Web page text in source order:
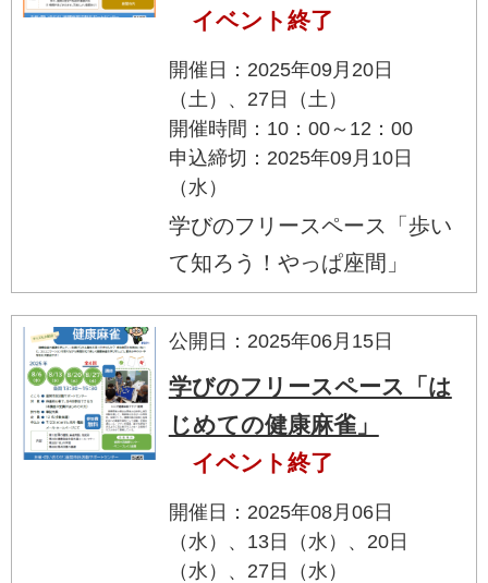
イベント終了
開催日：2025年09月20日
（土）、27日（土）
開催時間：10：00～12：00
申込締切：2025年09月10日
（水）
学びのフリースペース「歩い
て知ろう！やっぱ座間」
公開日：2025年06月15日
学びのフリースペース「は
じめての健康麻雀」
イベント終了
開催日：2025年08月06日
（水）、13日（水）、20日
（水）、27日（水）